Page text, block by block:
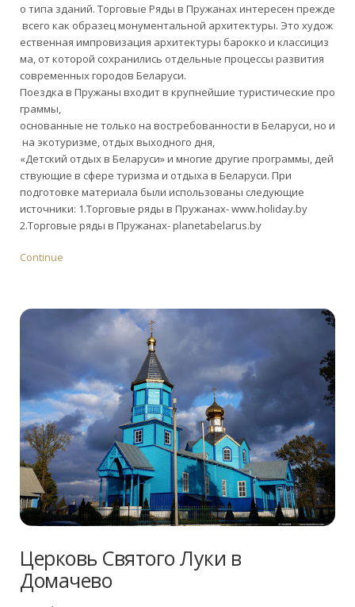
о типа зданий. Торговые Ряды в Пружанах интересен прежде
всего как образец монументальной архитектуры. Это худож
ественная импровизация архитектуры барокко и классициз
ма, от которой сохранились отдельные процессы развития
современных городов Беларуси.
Поездка в Пружаны входит в крупнейшие туристические про
граммы,
основанные не только на востребованности в Беларуси, но и
на экотуризме, отдых выходного дня,
«Детский отдых в Беларуси» и многие другие программы, дей
ствующие в сфере туризма и отдыха в Беларуси. При
подготовке материала были использованы следующие
источники: 1.Торговые ряды в Пружанах- www.holiday.by
2.Торговые ряды в Пружанах- planetabelarus.by
Continue
Церковь Святого Луки в
Домачево